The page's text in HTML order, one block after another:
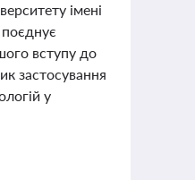
імені
вступу до
застосування
у